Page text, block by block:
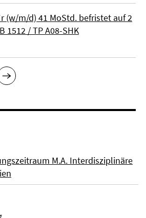
(w/m/d) 41 MoStd. befristet auf 2
1512 / TP A08-SHK
M.A. Interdisziplinäre